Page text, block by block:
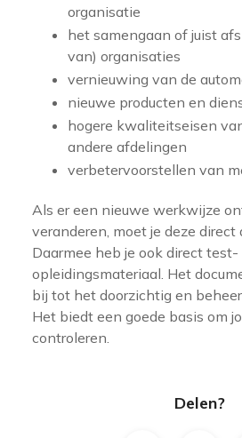
organisatie
het samengaan of juist
van) organisaties
vernieuwing van de
nieuwe producten en
hogere kwaliteitseisen
andere afdelingen
verbetervoorstellen van
Als er een nieuwe werkwijze
veranderen, moet je deze direct
Daarmee heb je ook direct test-
opleidingsmateriaal. Het
bij tot het doorzichtig en
Het biedt een goede basis om
controleren.
Delen?